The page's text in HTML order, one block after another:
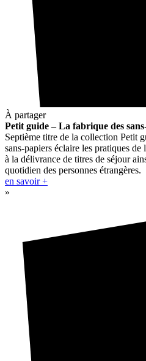
À partager
Petit guide – La fabrique des
Septième titre de la collection Petit
sans-papiers éclaire les pratiques
à la délivrance de titres de séjour
quotidien des personnes étrangères.
en savoir +
»